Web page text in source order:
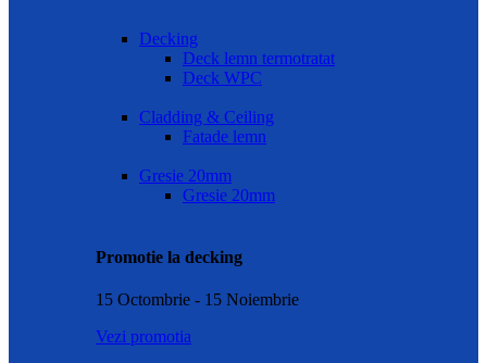
Decking
Deck lemn termotratat
Deck WPC
Cladding & Ceiling
Fatade lemn
Gresie 20mm
Gresie 20mm
Promotie la decking
15 Octombrie - 15 Noiembrie
Vezi promotia